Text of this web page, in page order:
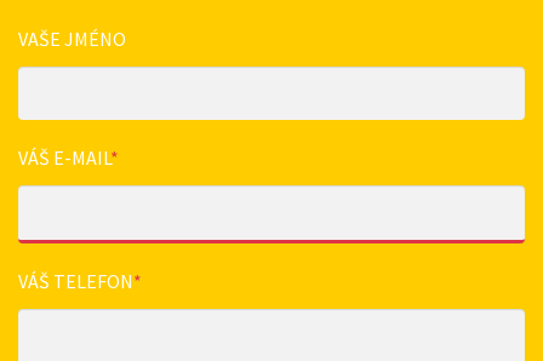
VAŠE JMÉNO
VÁŠ E-MAIL*
VÁŠ TELEFON*